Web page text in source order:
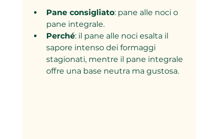
Pane consigliato: pane alle noci o
pane integrale.
Perché: il pane alle noci esalta il
sapore intenso dei formaggi
stagionati, mentre il pane integrale
offre una base neutra ma gustosa.